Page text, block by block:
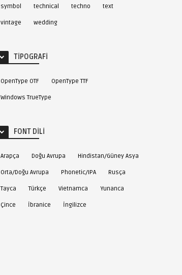
Linotype Smileface™
Font
symbol technical techno text
vintage wedding
TIPOGRAFI
OpenType OTF OpenType TTF
Windows TrueType
FONT DILI
Arapça Doğu Avrupa Hindistan/Güney Asya
Orta/Doğu Avrupa Phonetic/IPA Rusça
Tayca Türkçe Vietnamca Yunanca
Çince İbranice İngilizce